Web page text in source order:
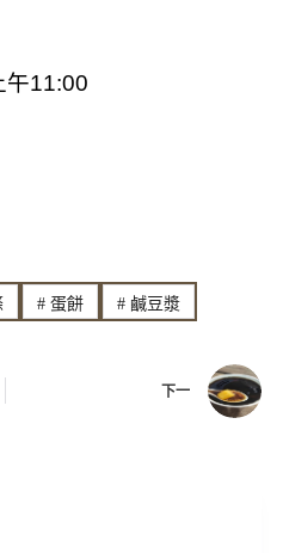
11:00
# 蛋餅 # 鹹豆漿
下一